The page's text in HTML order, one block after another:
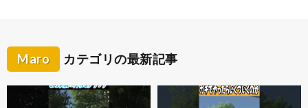
Maro カテゴリの最新記事